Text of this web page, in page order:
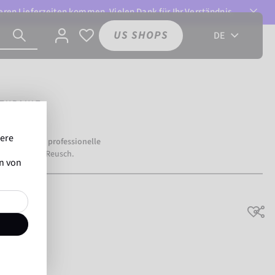
Lieferzeiten kommen. Vielen Dank für Ihr Verständnis.
US SHOPS DE
als
500 professionelle
auf Reusch.
von